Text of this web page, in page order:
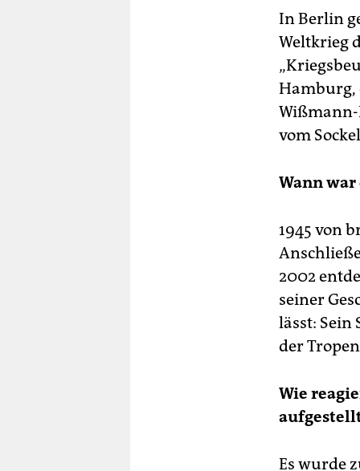
In Berlin
Weltkrieg
Hamburg,
vom
Wann war
1945 von
2002
seiner
lässt: Sein
der
Wie
Es wurde